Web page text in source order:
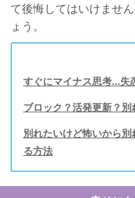
て後悔してはいけませ
ょう。
すぐにマイナス思考...
ブロック？活発更新？
別れたいけど怖いから
る方法